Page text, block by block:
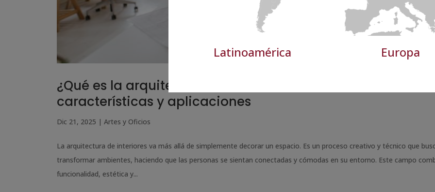
¿Qué es la arquitectura de interiores? Funciones,
características y aplicaciones
Dic 21, 2025 | Artes y Oficios
La arquitectura de interiores va más allá de simplemente decorar un espacio. Es un proceso creativo y técnico que
transformar ambientes, haciendo que las personas se sientan conectadas y cómodas en su entorno. Este campo
funcionalidad, estética y...
Latinoamérica Europa